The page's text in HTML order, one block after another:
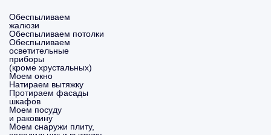
Обеспыливаем
жалюзи
Обеспыливаем потолки
Обеспыливаем
осветительные
приборы
(кроме хрустальных)
Моем окно
Натираем вытяжку
Протираем фасады
шкафов
Моем посуду
и раковину
Моем снаружи плиту,